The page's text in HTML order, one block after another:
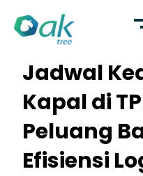
content
Jadwal
Kapal di
Peluang
Efisiensi